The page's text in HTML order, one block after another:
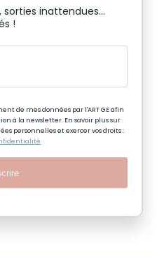
sorties inattendues…
!
de mes données par l'ART GE afin
à la newsletter. En savoir plus sur
personnelles et exercer vos droits :